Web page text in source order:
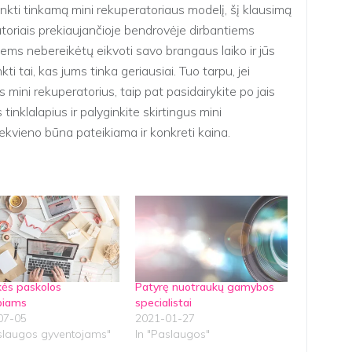
tinkamą mini rekuperatoriaus modelį, šį klausimą
prekiaujančioje bendrovėje dirbantiems
nebereikėtų eikvoti savo brangaus laiko ir jūs
tai, kas jums tinka geriausiai. Tuo tarpu, jei
rekuperatorius, taip pat pasidairykite po jais
ir palyginkite skirtingus mini
būna pateikiama ir konkreti kaina.
paskolos
05
gyventojams"
Patyrę nuotraukų gamybos
specialistai
2021-01-27
In "Paslaugos"